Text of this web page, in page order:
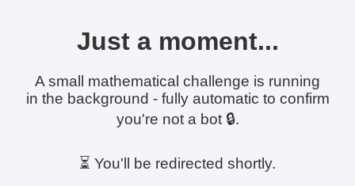
Just a moment...
A small mathematical challenge is running
in the background - fully automatic to confirm
you're not a bot 🔒.
⏳ You'll be redirected shortly.